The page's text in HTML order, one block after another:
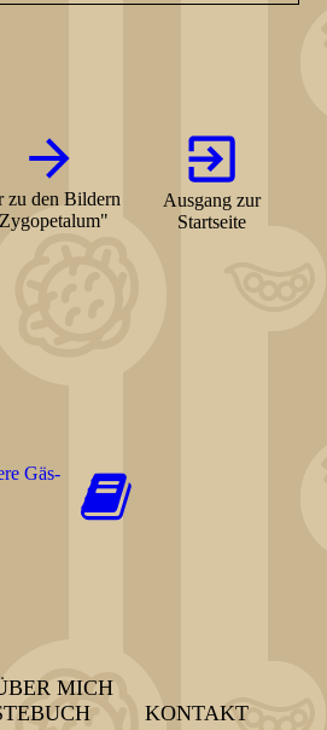
zu den Bildern
Ausgang zur
Startseite
Gäs­
MICH
KONTAKT